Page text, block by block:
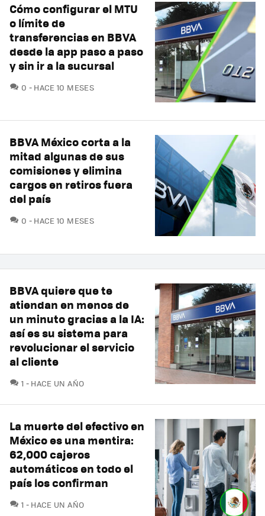
Cómo configurar el MTU
o límite de
transferencias en BBVA
desde la app paso a paso
y sin ir a la sucursal
0 COMENTARIOS
HACE 10 MESES
BBVA México corta a la
mitad algunas de sus
comisiones y elimina
cargos en retiros fuera
del país
0 COMENTARIOS
HACE 10 MESES
BBVA quiere que te
atiendan en menos de
un minuto gracias a la IA:
así es su sistema para
revolucionar el servicio
al cliente
1 COMENTARIOS
HACE UN AÑO
La muerte del efectivo en
México es una mentira:
62,000 cajeros
automáticos en todo el
país los confirman
1 COMENTARIOS
HACE UN AÑO